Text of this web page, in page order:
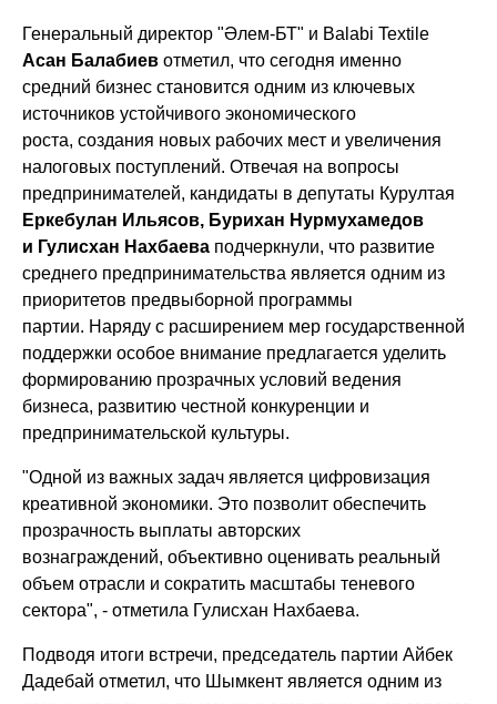
Генеральный директор "Әлем-БТ" и Balabi Textile
Асан Балабиев отметил, что сегодня именно
средний бизнес становится одним из ключевых
источников устойчивого экономического
роста, создания новых рабочих мест и увеличения
налоговых поступлений. Отвечая на вопросы
предпринимателей, кандидаты в депутаты Курултая
Еркебулан Ильясов, Бурихан Нурмухамедов
и Гулисхан Нахбаева подчеркнули, что развитие
среднего предпринимательства является одним из
приоритетов предвыборной программы
партии. Наряду с расширением мер государственной
поддержки особое внимание предлагается уделить
формированию прозрачных условий ведения
бизнеса, развитию честной конкуренции и
предпринимательской культуры.
"Одной из важных задач является цифровизация
креативной экономики. Это позволит обеспечить
прозрачность выплаты авторских
вознаграждений, объективно оценивать реальный
объем отрасли и сократить масштабы теневого
сектора", - отметила Гулисхан Нахбаева.
Подводя итоги встречи, председатель партии Айбек
Дадебай отметил, что Шымкент является одним из